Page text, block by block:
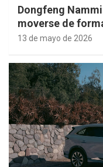
Dongfeng
moverse de
13 de mayo de 2026